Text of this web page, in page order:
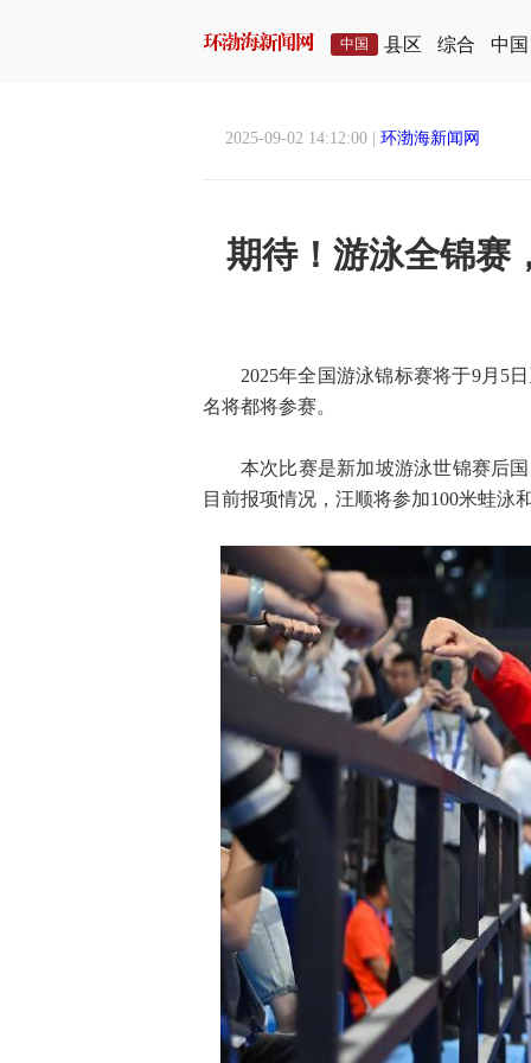
中国 县区 综合 中国
2025-09-02 14:12:00 | 环渤海新闻网
期待！游泳全锦赛
2025年全国游泳锦标赛将于9月5
名将都将参赛。
本次比赛是新加坡游泳世锦赛后
目前报项情况，汪顺将参加100米蛙泳